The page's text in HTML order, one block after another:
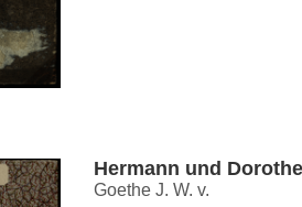
Hermann und
Goethe J. W. v.